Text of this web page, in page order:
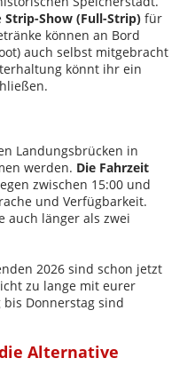
Strip-Show (Full-Strip) für
können an Bord
auch selbst mitgebracht
könnt ihr ein
Landungsbrücken in
werden. Die Fahrzeit
zwischen 15:00 und
und Verfügbarkeit.
auch länger als zwei
2026 sind schon jetzt
zu lange mit eurer
bis Donnerstag sind
Alternative